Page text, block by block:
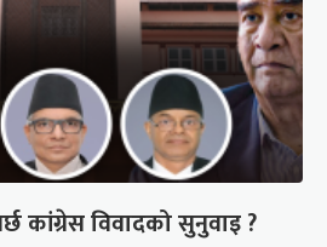
कांग्रेस विवादको सुनुवाइ ?